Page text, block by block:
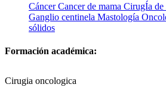
CáncerCancer de mama CirugÍa de
Ganglio centinela Mastología
sólidos
Formación académica:
Cirugia oncologica